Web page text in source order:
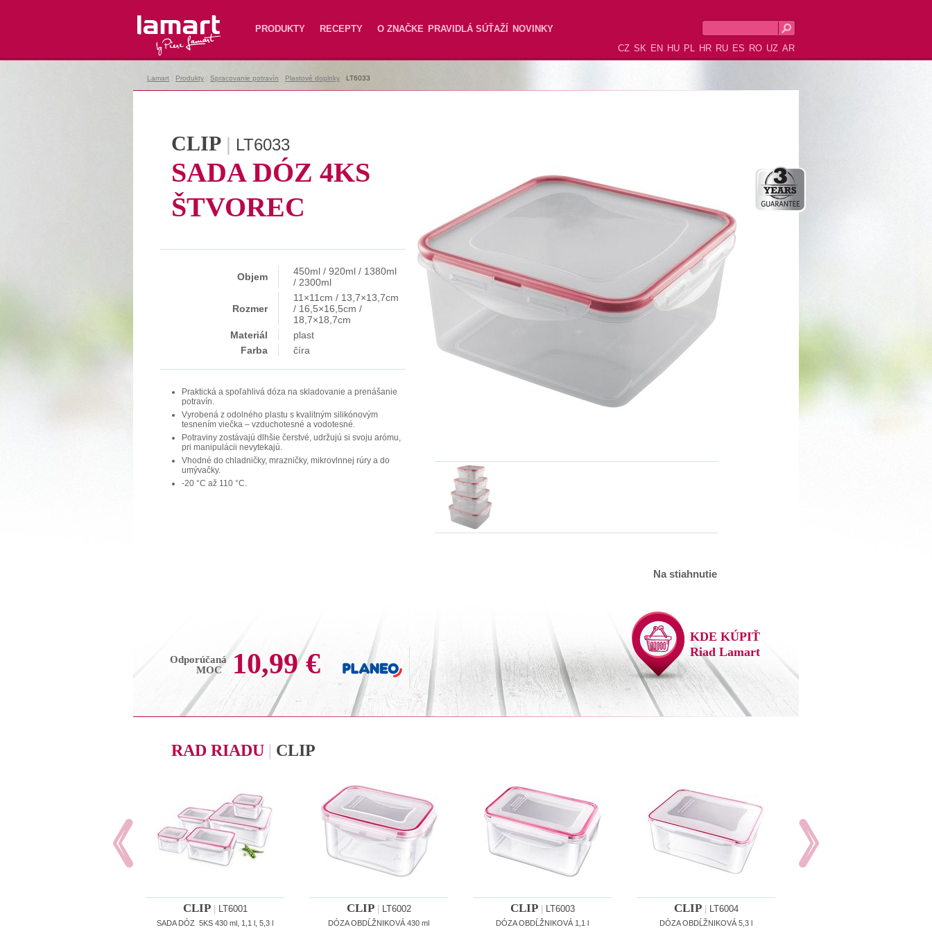
Lamart PRODUKTY RECEPTY O ZNAČKE PRAVIDLÁ SÚŤAŽÍ
NOVINKY
CZ SK EN HU PL HR RU ES RO UZ AR
Lamart Produkty Spracovanie potravín Plastové doplnky LT6033
Na stiahnutie
CLIP | LT6033
SADA DÓZ 4KS
ŠTVOREC
Objem
450ml / 920ml / 1380ml
/ 2300ml
Rozmer
11×11cm / 13,7×13,7cm
/ 16,5×16,5cm /
18,7×18,7cm
Materiál
plast
Farba
číra
Praktická a spoľahlivá dóza na skladovanie a prenášanie
potravín.
Vyrobená z odolného plastu s kvalitným silikónovým
tesnením viečka – vzduchotesné a vodotesné.
Potraviny zostávajú dlhšie čerstvé, udržujú si svoju arómu,
pri manipulácii nevytekajú.
Vhodné do chladničky, mrazničky, mikrovlnnej rúry a do
umývačky.
-20 °C až 110 °C.
Odporúčaná
MOC
10,99 €
KDE KÚPIŤ
Riad Lamart
RAD RIADU | CLIP
CLIP| LT6001
SADA DÓZ 5KS 430 ml, 1,1 l, 5,3 l
CLIP| LT6002
DÓZA OBDĹŽNIKOVÁ 430 ml
CLIP| LT6003
DÓZA OBDĹŽNIKOVÁ 1,1 l
CLIP| LT6004
DÓZA OBDĹŽNIKOVÁ 5,3 l